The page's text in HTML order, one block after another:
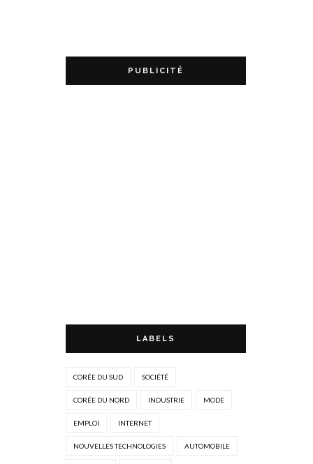
PUBLICITÉ
LABELS
CORÉE DU SUD SOCIÉTÉ
CORÉE DU NORD INDUSTRIE MODE
EMPLOI INTERNET
NOUVELLES TECHNOLOGIES AUTOMOBILE